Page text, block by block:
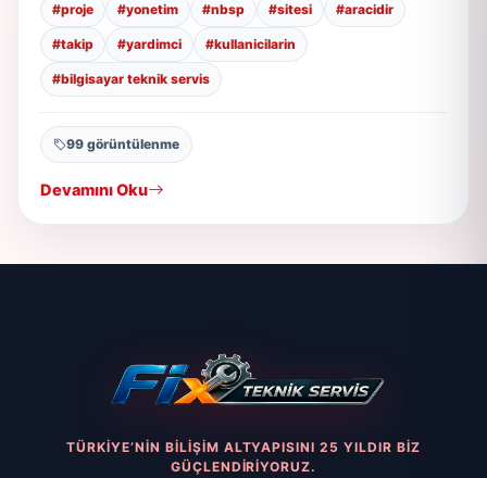
#proje #yonetim #nbsp #sitesi #aracidir
#takip #yardimci #kullanicilarin
#bilgisayar teknik servis
99 görüntülenme
Devamını Oku
TÜRKIYE’NIN BILIŞIM ALTYAPISINI 25 YILDIR BIZ
GÜÇLENDIRIYORUZ.